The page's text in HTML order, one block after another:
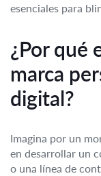
esenciales para
¿Por qué
marca
digital?
Imagina por un
en desarrollar un
o una línea de